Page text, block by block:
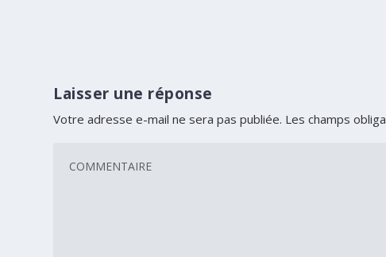
Laisser une réponse
Votre adresse e-mail ne sera pas publiée. Les champs